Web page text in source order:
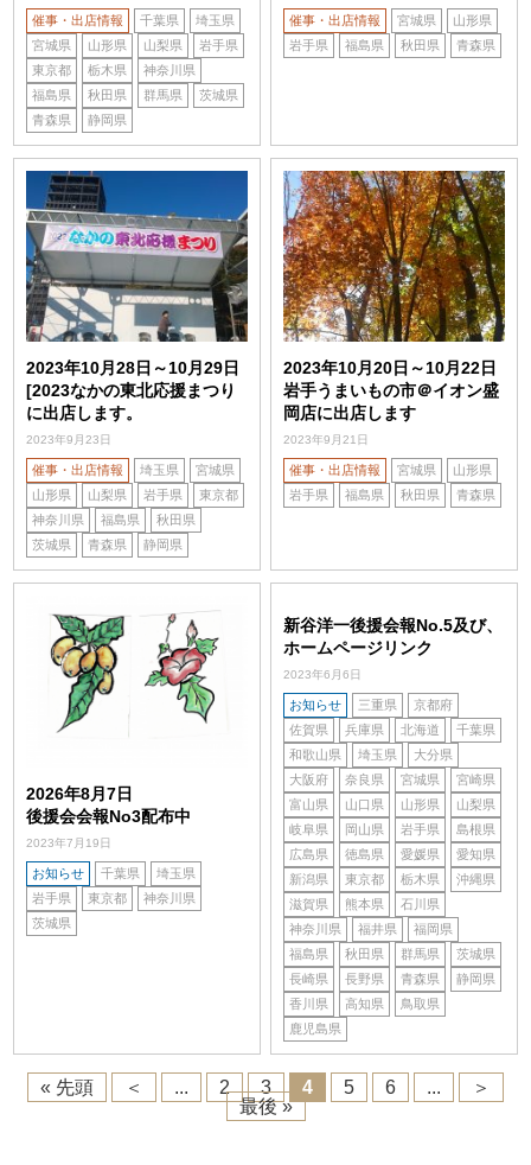
催事・出店情報 千葉県
埼玉県
宮城県
山形県 山梨県
岩手県
東京都
栃木県
神奈川県
福島県
秋田県 群馬県
茨城県
青森県
静岡県
催事・出店情報 宮城県
山形県
岩手県
福島県 秋田県 青森県
2023年10月28日～10月29日
[2023なかの東北応援まつり
に出店します。
2023年9月23日
催事・出店情報 埼玉県
宮城県
山形県
山梨県 岩手県
東京都
神奈川県
福島県
秋田県
茨城県
青森県 静岡県
2023年10月20日～10月22日
岩手うまいもの市＠イオン盛
岡店に出店します
2023年9月21日
催事・出店情報 宮城県
山形県
岩手県
福島県 秋田県 青森県
2026年8月7日
後援会会報No3配布中
2023年7月19日
お知らせ 千葉県
埼玉県
岩手県
東京都
神奈川県
茨城県
新谷洋一後援会報No.5及び、
ホームページリンク
2023年6月6日
お知らせ 三重県
京都府
佐賀県
兵庫県 北海道
千葉県
和歌山県
埼玉県
大分県
大阪府
奈良県 宮城県
宮崎県
富山県
山口県 山形県
山梨県
岐阜県
岡山県 岩手県
島根県
広島県
徳島県 愛媛県
愛知県
新潟県
東京都 栃木県
沖縄県
滋賀県
熊本県
石川県
神奈川県
福井県
福岡県
福島県
秋田県 群馬県
茨城県
長崎県
長野県 青森県
静岡県
香川県
高知県
鳥取県
鹿児島県
« 先頭 ＜ ... 2 3 4 5 6 ...
＞
最後 »